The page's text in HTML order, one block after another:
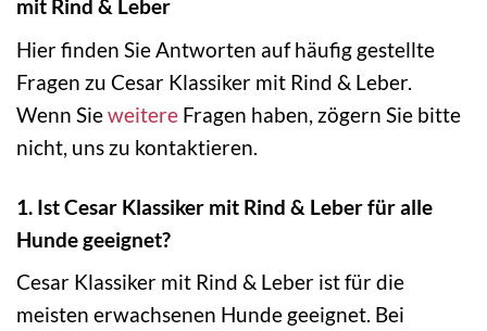
mit Rind & Leber
Hier finden Sie Antworten auf häufig gestellte
Fragen zu Cesar Klassiker mit Rind & Leber.
Wenn Sieweitere Fragen haben, zögern Sie bitte
nicht, uns zu kontaktieren.
1. Ist Cesar Klassiker mit Rind & Leber für alle
Hunde geeignet?
Cesar Klassiker mit Rind & Leber ist für die
meisten erwachsenen Hunde geeignet. Bei